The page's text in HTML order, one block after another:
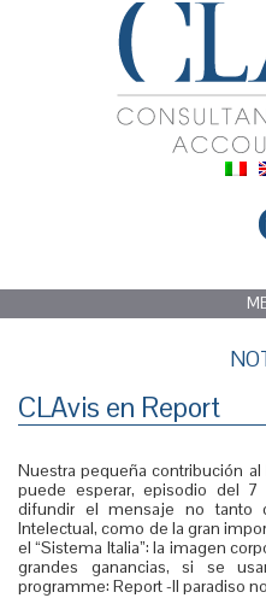
CLAvis en Report
Nuestra pequeña contribución al
puede esperar, episodio del
difundir el mensaje no tanto
Intelectual, como de la gran
el “Sistema Italia”: la imagen
grandes ganancias, si se
programme: Report -Il paradiso